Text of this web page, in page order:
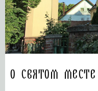
О святом месте